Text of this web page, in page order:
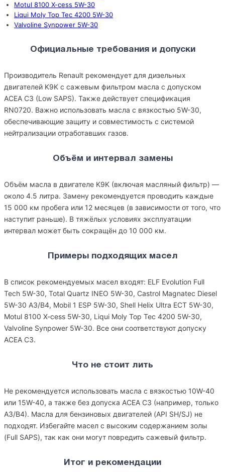
Motul 8100 X-cess 5W-30
Liqui Moly Top Tec 4200 5W-30
Valvoline Synpower 5W-30
Официальные требования и допуски
Производитель Renault рекомендует для дизельных
двигателей K9K с сажевым фильтром масла с допуском
ACEA C3 (Low SAPS). Также действует спецификация
RN0720. Важно использовать масла с вязкостью 5W-30,
обеспечивающие защиту и совместимость с системой
нейтрализации отработавших газов.
Объём и интервал замены
Объём масла в двигателе K9K (включая масляный фильтр) —
около 4.5 литра. Замену рекомендуется проводить каждые
15 000 км пробега или 12 месяцев (в зависимости от того, что
наступит раньше). В тяжёлых условиях эксплуатации
интервал может быть сокращён до 10 000 км.
Примеры подходящих масел
В список рекомендуемых масел входят: ELF Evolution Full
Tech 5W-30, Total Quartz INEO 5W-30, Castrol Magnatec Diesel
5W-30 A3/B4, Mobil 1 ESP 5W-30, Shell Helix Ultra ECT 5W-30,
Motul 8100 X-cess 5W-30, Liqui Moly Top Tec 4200 5W-30,
Valvoline Synpower 5W-30. Все они соответствуют допуску
ACEA C3.
Что не стоит лить
Не рекомендуется использовать масла с вязкостью 10W-40
или 15W-40, а также без допуска ACEA C3 (например, только
A3/B4). Масла для бензиновых двигателей (API SH/SJ) не
подходят. Избегайте масел с высоким содержанием золы
(Full SAPS), так как они могут повредить сажевый фильтр.
Итог и рекомендации